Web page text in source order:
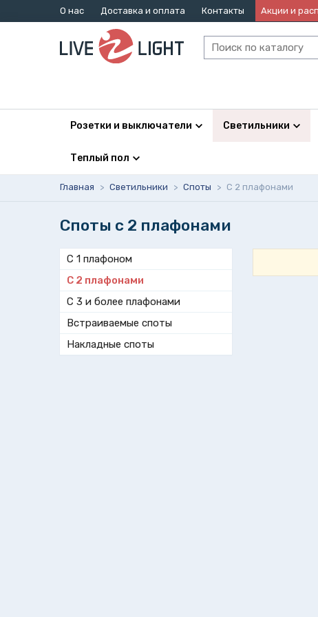
О нас Доставка и оплата Контакты Акции и
Розетки и выключатели Светильники
Теплый пол
Главная > Светильники > Споты > С 2 плафонами
Споты с 2 плафонами
С 1 плафоном
С 2 плафонами
С 3 и более плафонами
Встраиваемые споты
Накладные споты